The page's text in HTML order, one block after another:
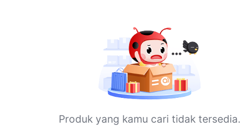
Produk yang kamu cari tidak tersedia.